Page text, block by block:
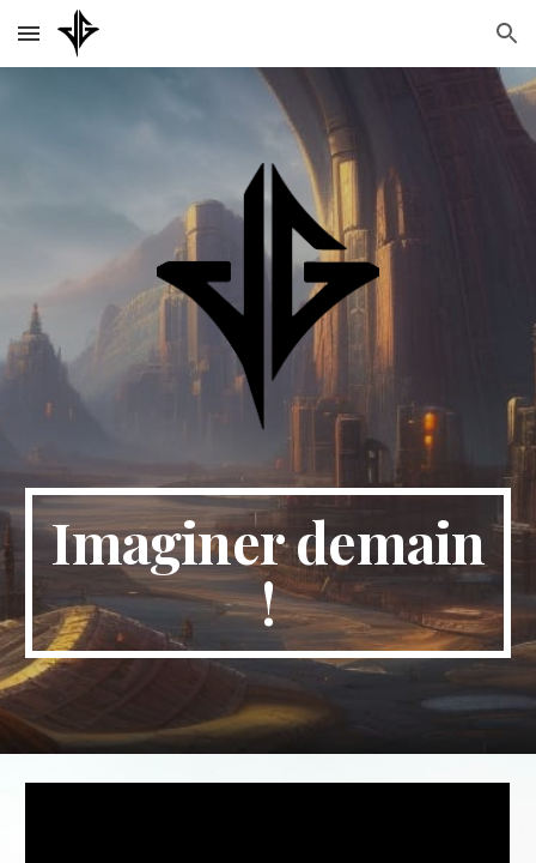
Skip to main content Skip to navigation
Imaginer demain
!